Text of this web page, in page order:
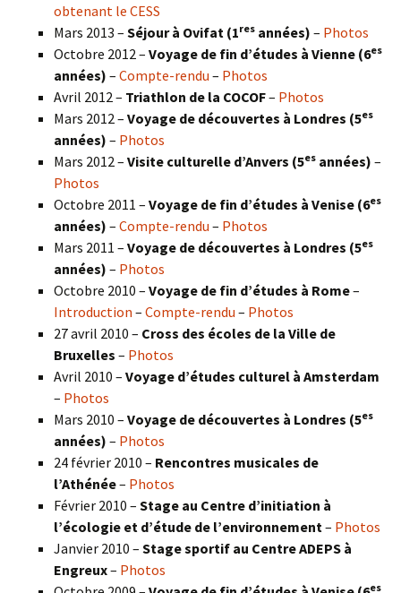
obtenant le CESS
Mars 2013 – Séjour à Ovifat (1res années) – Photos
Octobre 2012 – Voyage de fin d’études à Vienne (6es
années) – Compte-rendu – Photos
Avril 2012 – Triathlon de la COCOF– Photos
Mars 2012 – Voyage de découvertes à Londres (5es
années) – Photos
Mars 2012 – Visite culturelle d’Anvers (5es années) –
Photos
Octobre 2011 – Voyage de fin d’études à Venise (6es
années) – Compte-rendu – Photos
Mars 2011 – Voyage de découvertes à Londres (5es
années) – Photos
Octobre 2010 – Voyage de fin d’études à Rome–
Introduction – Compte-rendu – Photos
27 avril 2010 – Cross des écoles de la Ville de
Bruxelles – Photos
Avril 2010 – Voyage d’études culturel à Amsterdam
– Photos
Mars 2010 – Voyage de découvertes à Londres (5es
années) – Photos
24 février 2010 – Rencontres musicales de
l’Athénée– Photos
Février 2010 – Stage au Centre d’initiation à
l’écologie et d’étude de l’environnement– Photos
Janvier 2010 – Stage sportif au Centre ADEPS à
Engreux– Photos
es